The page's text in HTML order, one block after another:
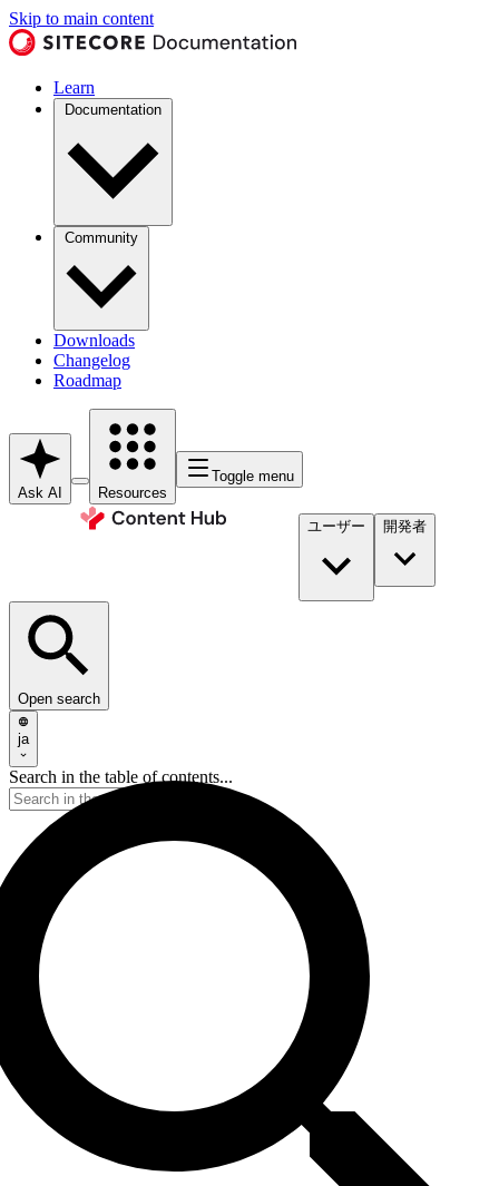
Skip to main content
Learn
Documentation
Community
Downloads
Changelog
Roadmap
Ask AI Resources
Toggle menu
ユーザー 開発者​
Open search
ja
Search in the table of contents...